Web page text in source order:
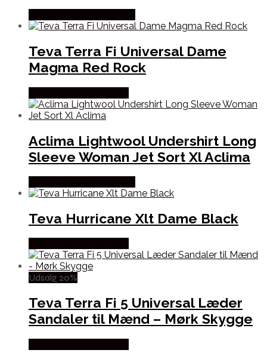
Teva Terra Fi Universal Dame
Magma Red Rock
Aclima Lightwool Undershirt Long
Sleeve Woman Jet Sort Xl Aclima
Teva Hurricane Xlt Dame Black
Udsalg 20%
Teva Terra Fi 5 Universal Læder
Sandaler til Mænd – Mørk Skygge